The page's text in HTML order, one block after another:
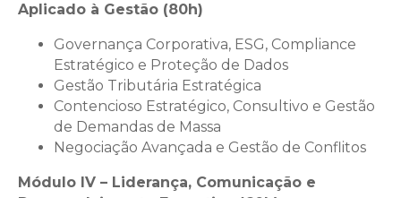
Aplicado à Gestão (80h)
Governança Corporativa, ESG, Compliance
Estratégico e Proteção de Dados
Gestão Tributária Estratégica
Contencioso Estratégico, Consultivo e Gestão
de Demandas de Massa
Negociação Avançada e Gestão de Conflitos
Módulo IV – Liderança, Comunicação e